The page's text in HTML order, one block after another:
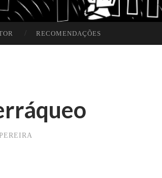
RECOMENDAÇÕES